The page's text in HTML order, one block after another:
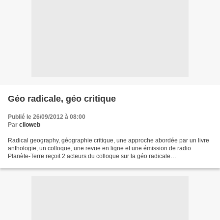
Géo radicale, géo critique
Publié le 26/09/2012 à 08:00
Par clioweb
Radical geography, géographie critique, une approche abordée par un livre
anthologie, un colloque, une revue en ligne et une émission de radio
Planète-Terre reçoit 2 acteurs du colloque sur la géo radicale
de-la-domination-sociale-2012-09-19...